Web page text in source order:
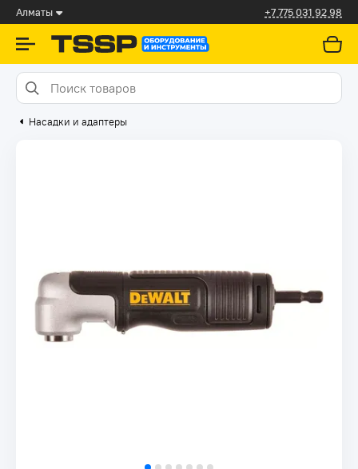
Алматы +7 775 031 92 98
Насадки и адаптеры